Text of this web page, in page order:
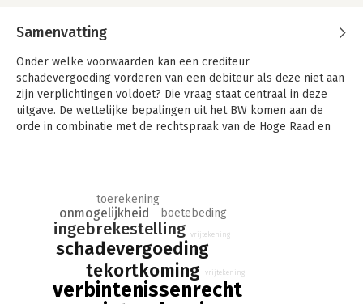
Samenvatting
Onder welke voorwaarden kan een crediteur
schadevergoeding vorderen van een debiteur als deze niet aan
zijn verplichtingen voldoet? Die vraag staat centraal in deze
uitgave. De wettelijke bepalingen uit het BW komen aan de
orde in combinatie met de rechtspraak van de Hoge Raad en
kan vorderen als deze niet aan zijn verplichtingen voldoet. De
wettelijke bepalingen hiervoor zijn neergelegd in afd. 6.1.9. BW.
De rechtspraak van de Hoge Raad waardoor die regeling nader
is ingevuld komt volop aan bod.
Wanneer kan een crediteur schadevergoeding vorderen?
Is er sprake van een toerekenbare tekortkoming? Kan de
verbintenissenrecht
tekortkoming
schadevergoeding
ingebrekestelling
onmogelijkheid
toerekening
boetebeding
vrijtekening
vrijtekening